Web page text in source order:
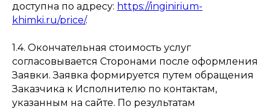
доступна по адресу: https://inginirium-
khimki.ru/price/.
1.4. Окончательная стоимость услуг
согласовывается Сторонами после оформления
Заявки. Заявка формируется путем обращения
Заказчика к Исполнителю по контактам,
указанным на сайте. По результатам